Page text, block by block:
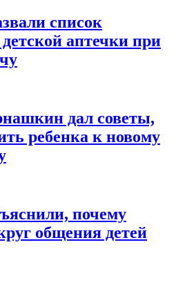
список
аптечки при
дал советы,
ребенка к новому
почему
общения детей